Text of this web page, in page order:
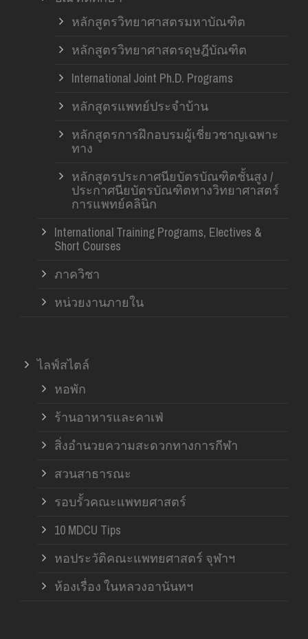
หลักสูตรวิทยาศาสตรมหาบัณฑิต
หลักสูตรวิทยาศาสตรดุษฎีบัณฑิต
International Joint Ph.D. Programs
หลักสูตรแพทย์ประจำบ้าน
หลักสูตรการฝึกอบรมผู้เชี่ยวชาญเฉพาะ
ทาง
หลักสูตรประกาศนียบัตรบัณฑิตชั้นสูง /
ประกาศนียบัตรบัณฑิตทางวิทยาศาสตร์
การแพทย์คลินิก
International Training Programs, Electives &
Short Courses
ภาควิชา
หน่วยงานภายใน
ไลฟ์สไตล์
หอพัก
ร้านอาหารและคาเฟ่
สิ่งอำนวยความสะดวกทางการกีฬา
สวนสาธารณะ
รอบรั้วคณะแพทยศาสตร์
10 MDCU Tips
หอประวัติคณะแพทยศาสตร์ จุฬาฯ
ห้องเรื่อง ในหลวงอานันทฯ